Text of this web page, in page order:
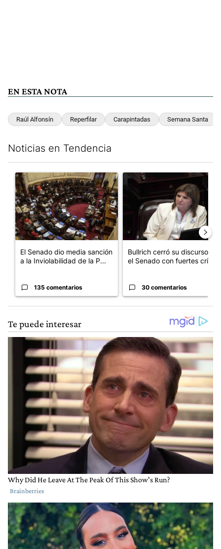
EN ESTA NOTA
Raúl Alfonsín Reperfilar Carapintadas Semana Santa
Noticias en Tendencia
Un artículo de tendencia con el título "El Senado dio media
El Senado dio media sanción
a la Inviolabilidad de la P...
135 comentarios
Un artículo de tendencia
Bullrich cerró su discurso en
el Senado con fuertes crí...
30 comentarios